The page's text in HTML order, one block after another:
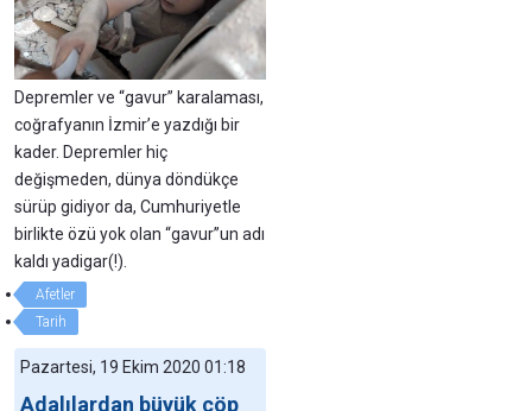
Depremler ve “gavur” karalaması,
coğrafyanın İzmir’e yazdığı bir
kader. Depremler hiç
değişmeden, dünya döndükçe
sürüp gidiyor da, Cumhuriyetle
birlikte özü yok olan “gavur”un adı
kaldı yadigar(!).
Afetler
Tarih
Pazartesi, 19 Ekim 2020 01:18
Adalılardan büyük çöp